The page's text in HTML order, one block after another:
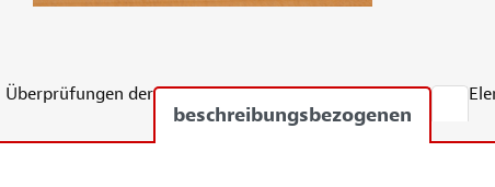
Überprüfungen der
beschreibungsbezogenen